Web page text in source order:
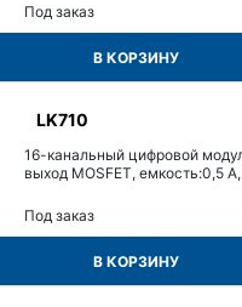
Под заказ
В КОРЗИНУ
LK710
16-канальный цифровой
выход MOSFET, емкость:0,5
Под заказ
В КОРЗИНУ